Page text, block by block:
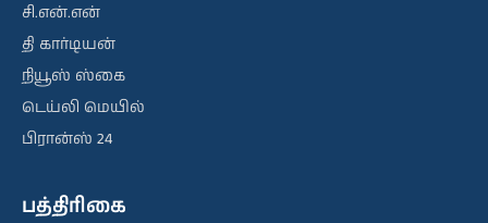
சி.என்.என்
தி கார்டியன்
நியூஸ் ஸ்கை
டெய்லி மெயில்
பிரான்ஸ் 24
பத்திரிகை